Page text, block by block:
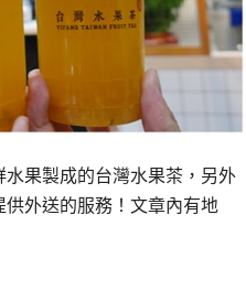
果製成的台灣水果茶，另外
外送的服務！文章內有地